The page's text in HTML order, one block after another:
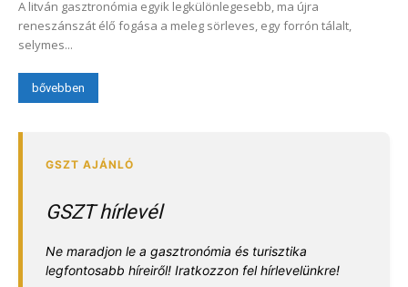
A litván gasztronómia egyik legkülönlegesebb, ma újra
reneszánszát élő fogása a meleg sörleves, egy forrón tálalt,
selymes...
bővebben
GSZT hírlevél
Ne maradjon le a gasztronómia és turisztika
legfontosabb híreiről! Iratkozzon fel hírlevelünkre!